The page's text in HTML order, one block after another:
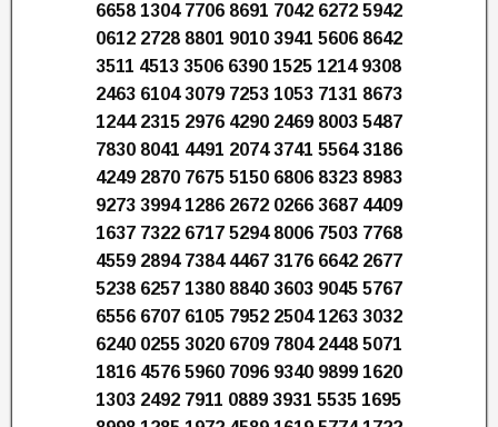
6658 1304 7706 8691 7042 6272 5942
0612 2728 8801 9010 3941 5606 8642
3511 4513 3506 6390 1525 1214 9308
2463 6104 3079 7253 1053 7131 8673
1244 2315 2976 4290 2469 8003 5487
7830 8041 4491 2074 3741 5564 3186
4249 2870 7675 5150 6806 8323 8983
9273 3994 1286 2672 0266 3687 4409
1637 7322 6717 5294 8006 7503 7768
4559 2894 7384 4467 3176 6642 2677
5238 6257 1380 8840 3603 9045 5767
6556 6707 6105 7952 2504 1263 3032
6240 0255 3020 6709 7804 2448 5071
1816 4576 5960 7096 9340 9899 1620
1303 2492 7911 0889 3931 5535 1695